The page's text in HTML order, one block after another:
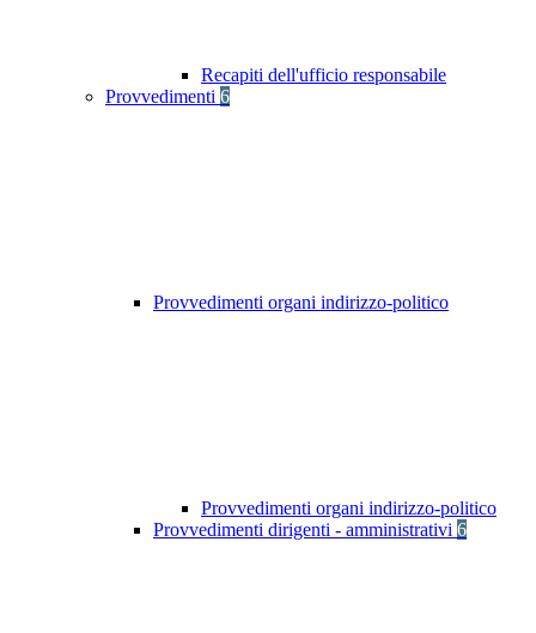
Recapiti dell'ufficio responsabile
Provvedimenti 6
Provvedimenti organi indirizzo-politico
Provvedimenti organi indirizzo-politico
Provvedimenti dirigenti - amministrativi 6